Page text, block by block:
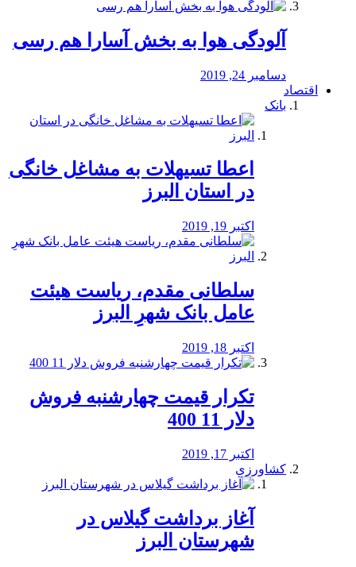
آلودگی هوا به بخش آسارا هم رسی
دسامبر 24, 2019
اقتصاد
بانک
️اعطا تسیهلات به مشاغل خانگی
در استان البرز
اکتبر 19, 2019
سلطانی مقدم، ریاست هیئت
عامل بانک شهرِ البرز
اکتبر 18, 2019
تکرار قیمت چهارشنبه فروش
دلار 11 400
اکتبر 17, 2019
کشاورزی
آغاز برداشت گیلاس در
شهرستان البرز